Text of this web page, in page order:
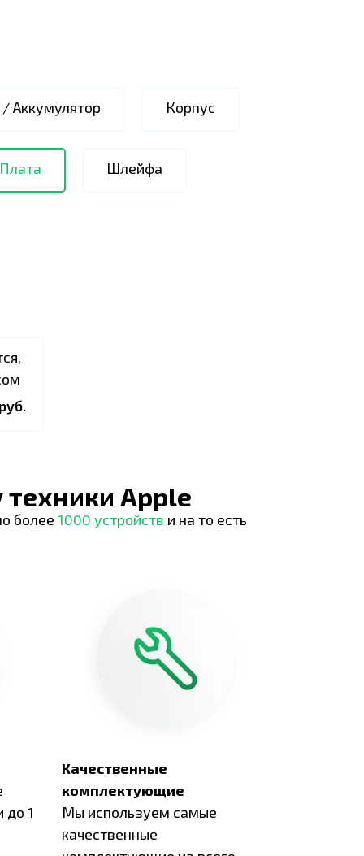
Аккумулятор Корпус
Шлейфа
техники Apple
более 1000 устройств и на то есть
до 1
Качественные
комплектующие
Мы используем самые
качественные